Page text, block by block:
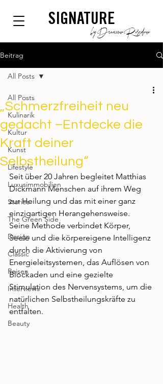
SIGNATURE
by Dianium Residence
Beitrag
All Posts
Kulinarik
Kultur
Kunst
Lifestyle
Luxusimmobilien
Stories
The Green Side
Design
Classic
Reisen
Interviews
Health
Beauty
All Posts
„Schmerzfreiheit neu
gedacht –Entdecke die
Kraft deiner
Selbstheilung“
Seit über 20 Jahren begleitet Matthias
Dickmann Menschen auf ihrem Weg
zur Heilung und das mit einer ganz
einzigartigen Herangehensweise.
Seine Methode verbindet Körper,
Seele und die körpereigene Intelligenz
durch die Aktivierung von
Energieleitsystemen, das Auflösen von
Blockaden und eine gezielte
Stimulation des Nervensystems, um die
natürlichen Selbstheilungskräfte zu
entfalten.